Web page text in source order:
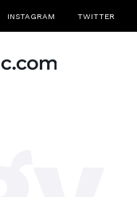
INSTAGRAM TWITTER